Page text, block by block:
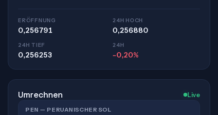
ERÖFFNUNG
0,256791
24H HOCH
0,256880
24H TIEF
0,256253
24H
-0,20%
Umrechnen Live
PEN — PERUANISCHER SOL